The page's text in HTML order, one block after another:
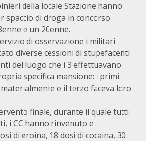
della locale Stazione hanno
di droga in concorso
e un 20enne.
di osservazione i militari
diverse cessioni di stupefacenti
del luogo che i 3 effettuavano
specifica mansione: i primi
e il terzo faceva loro
finale, durante il quale tutti
i CC hanno rinvenuto e
di eroina, 18 dosi di cocaina, 30